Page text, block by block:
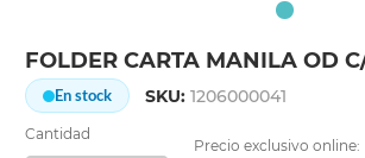
FOLDER CARTA MANILA OD
En stock SKU:1206000041
Cantidad
Precio exclusivo online: